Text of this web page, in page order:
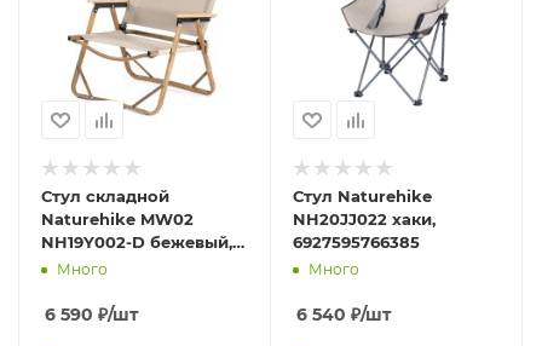
Стул складной
Naturehike MW02
NH19Y002-D бежевый,
6927595760796
Много
6 590 ₽/шт
Стул Naturehike
NH20JJ022 хаки,
6927595766385
Много
6 540 ₽/шт